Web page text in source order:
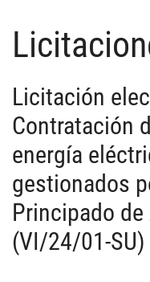
Licitación
Contratación
energía
gestionados
Principado
(VI/24/01-SU)